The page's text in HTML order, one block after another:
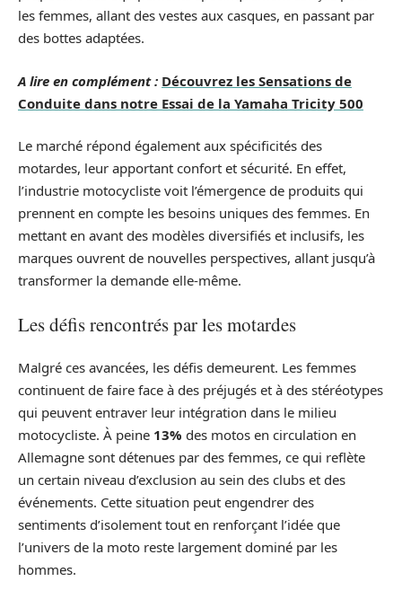
les femmes, allant des vestes aux casques, en passant par
des bottes adaptées.
A lire en complément : Découvrez les Sensations de
Conduite dans notre Essai de la Yamaha Tricity 500
Le marché répond également aux spécificités des
motardes, leur apportant confort et sécurité. En effet,
l’industrie motocycliste voit l’émergence de produits qui
prennent en compte les besoins uniques des femmes. En
mettant en avant des modèles diversifiés et inclusifs, les
marques ouvrent de nouvelles perspectives, allant jusqu’à
transformer la demande elle-même.
Les défis rencontrés par les motardes
Malgré ces avancées, les défis demeurent. Les femmes
continuent de faire face à des préjugés et à des stéréotypes
qui peuvent entraver leur intégration dans le milieu
motocycliste. À peine 13% des motos en circulation en
Allemagne sont détenues par des femmes, ce qui reflète
un certain niveau d’exclusion au sein des clubs et des
événements. Cette situation peut engendrer des
sentiments d’isolement tout en renforçant l’idée que
l’univers de la moto reste largement dominé par les
hommes.